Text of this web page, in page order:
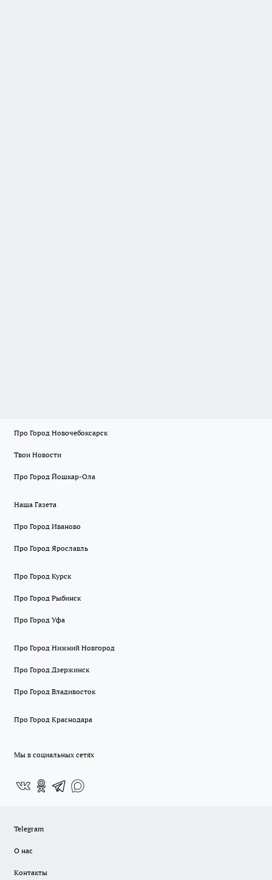
Про Город Новочебоксарск
Твои Новости
Про Город Йошкар-Ола
Наша Газета
Про Город Иваново
Про Город Ярославль
Про Город Курск
Про Город Рыбинск
Про Город Уфа
Про Город Нижний Новгород
Про Город Дзержинск
Про Город Владивосток
Про Город Краснодара
Мы в социальных сетях
Telegram
О нас
Контакты